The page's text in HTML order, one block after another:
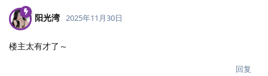
阳光湾 2025年11月30日
楼主太有才了～
回复